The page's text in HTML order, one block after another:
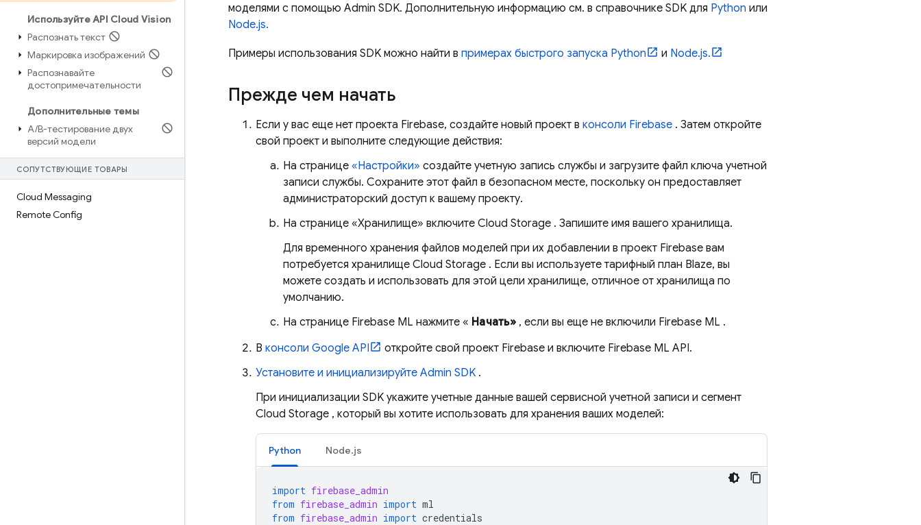
Используйте API Cloud Vision
Распознать текст
Маркировка изображений
Распознавайте
достопримечательности
Дополнительные темы
A/B-тестирование двух
версий модели
СОПУТСТВУЮЩИЕ ТОВАРЫ
Cloud Messaging
Remote Config
моделями с помощью Admin SDK. Дополнительную информацию см. в справочнике SDK для Python или
Node.js.
Примеры использования SDK можно найти в примерах быстрого запуска Python и Node.js.
Прежде чем начать
Если у вас еще нет проекта Firebase, создайте новый проект в консоли Firebase . Затем откройте
свой проект и выполните следующие действия:
На странице «Настройки» создайте учетную запись службы и загрузите файл ключа учетной
записи службы. Сохраните этот файл в безопасном месте, поскольку он предоставляет
администраторский доступ к вашему проекту.
На странице «Хранилище» включите Cloud Storage . Запишите имя вашего хранилища.
Для временного хранения файлов моделей при их добавлении в проект Firebase вам
потребуется хранилище Cloud Storage . Если вы используете тарифный план Blaze, вы
можете создать и использовать для этой цели хранилище, отличное от хранилища по
умолчанию.
На странице Firebase ML нажмите « Начать», если вы еще не включили Firebase ML .
В консоли Google API
откройте свой проект Firebase и включите Firebase ML API.
Установите и инициализируйте Admin SDK .
При инициализации SDK укажите учетные данные вашей сервисной учетной записи и сегмент
Cloud Storage , который вы хотите использовать для хранения ваших моделей:
Python Node.js
import firebase_admin
from firebase_admin import ml
from firebase_admin import credentials